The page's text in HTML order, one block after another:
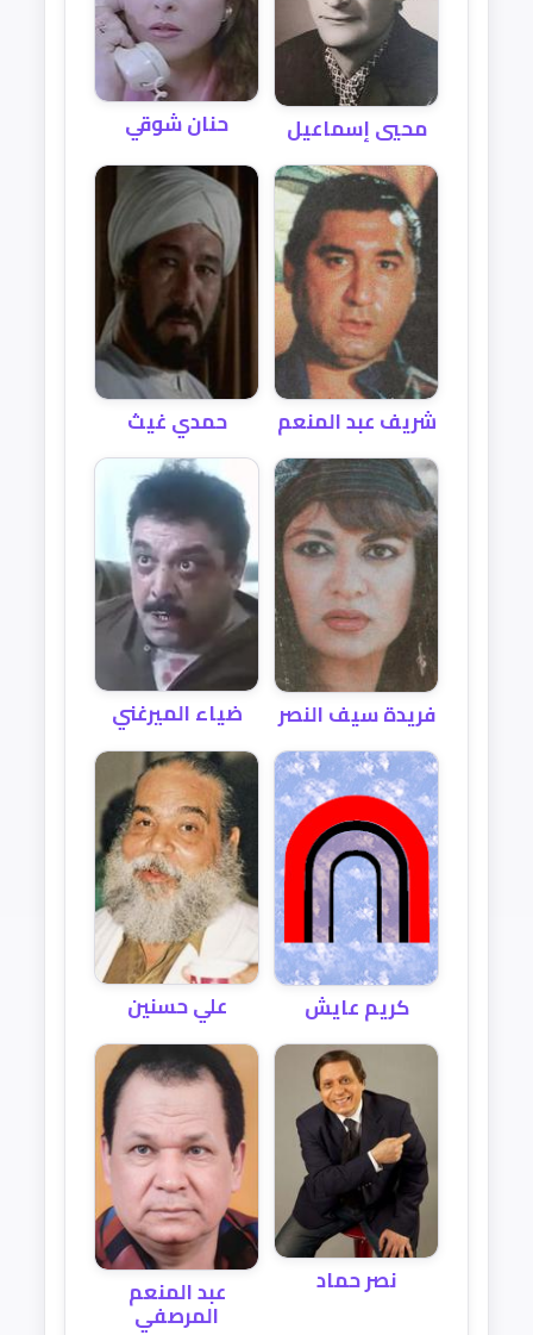
محيي إسماعيل حنان شوقي
شريف عبد المنعم حمدي غيث
فريدة سيف النصر ضياء الميرغني
كريم عايش علي حسنين
نصر حماد عبد المنعم
المرصفي